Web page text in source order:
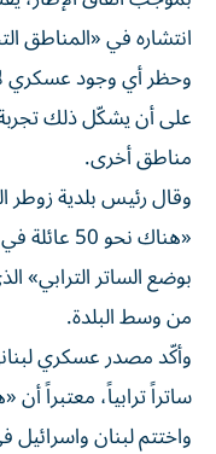
انتشاره في «المناطق
وحظر أي وجود عسكري
على أن يشكّل ذلك
مناطق أخرى.
وقال رئيس بلدية زوطر
«هناك
من وسط البلدة.
وأكّد مصدر عسكري
ساتراً ترابياً، معتبراً